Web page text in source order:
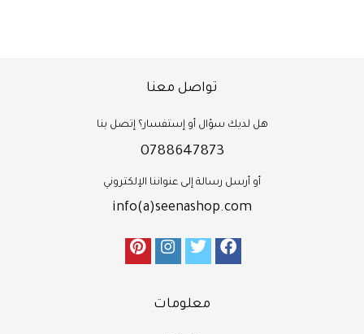
تواصل معنا
هل لديك سؤال أو إستفسار؟ إتصل بنا
0788647873
أو أرسل رسالة إلى عنواننا الإلكتروني
info(a)seenashop.com
معلومات